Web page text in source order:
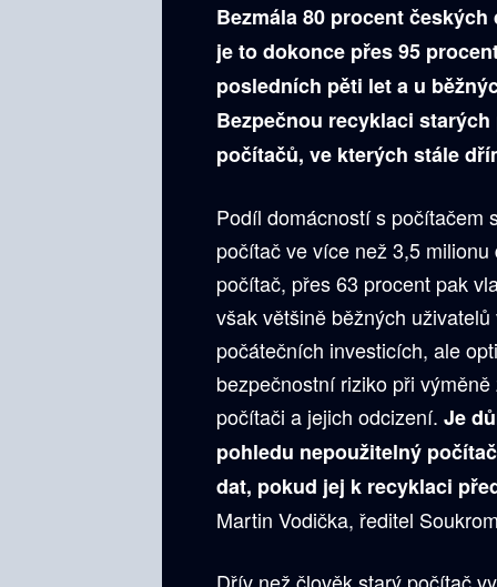
Bezmála 80 procent
je to dokonce přes 95
posledních pěti let a u
Bezpečnou recyklaci
počítačů, ve kterých stále
Podíl domácností s počítačem
počítač ve více než 3,5
počítač, přes 63 procent pak
však většině běžných
počátečních investicích, ale
bezpečnostní riziko při
počítači a jejich odcizení. Je
pohledu nepoužitelný
dat, pokud jej k recyklaci
Martin Vodička, ředitel
Dřív než člověk starý počítač